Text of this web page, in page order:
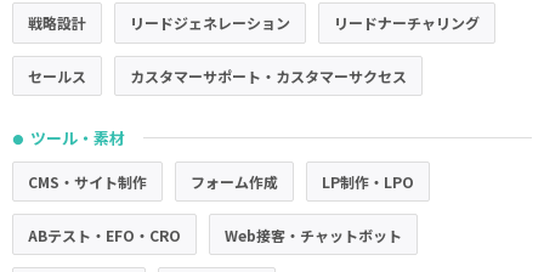
戦略設計 リードジェネレーション リードナーチャリング
セールス カスタマーサポート・カスタマーサクセス
● ツール・素材
CMS・サイト制作 フォーム作成 LP制作・LPO
ABテスト・EFO・CRO Web接客・チャットボット